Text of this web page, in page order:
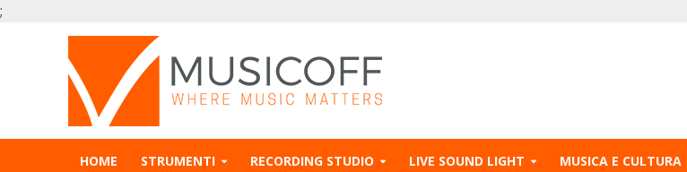
;
HOME STRUMENTI RECORDING STUDIO LIVE SOUND LIGHT MUSICA E CULTURA